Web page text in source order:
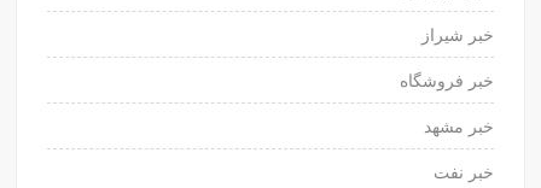
خبر شیراز
خبر فروشگاه
خبر مشهد
خبر نفت